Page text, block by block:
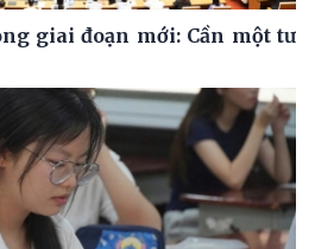
giai đoạn mới: Cần một tư